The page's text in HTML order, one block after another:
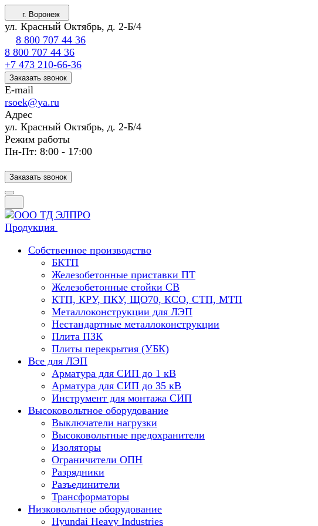
г. Воронеж
ул. Красный Октябрь, д. 2-Б/4
8 800 707 44 36
8 800 707 44 36
+7 473 210-66-36
Заказать звонок
E-mail
rsoek@ya.ru
Адрес
ул. Красный Октябрь, д. 2-Б/4
Режим работы
Пн-Пт: 8:00 - 17:00
Заказать звонок
Продукция
Собственное производство
БКТП
Железобетонные приставки ПТ
Железобетонные стойки СВ
КТП, КРУ, ПКУ, ЩО70, КСО, СТП, МТП
Металлоконструкции для ЛЭП
Нестандартные металлоконструкции
Плита ПЗК
Плиты перекрытия (УБК)
Все для ЛЭП
Арматура для СИП до 1 кВ
Арматура для СИП до 35 кВ
Инструмент для монтажа СИП
Высоковольтное оборудование
Выключатели нагрузки
Высоковольтные предохранители
Изоляторы
Ограничители ОПН
Разрядники
Разъединители
Трансформаторы
Низковольтное оборудование
Hyundai Heavy Industries